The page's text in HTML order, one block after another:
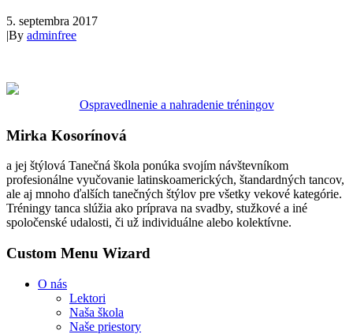
5. septembra 2017
|By adminfree
Ospravedlnenie a nahradenie tréningov
Mirka Kosorínová
a jej štýlová Tanečná škola ponúka svojím návštevníkom
profesionálne vyučovanie latinskoamerických, štandardných tancov,
ale aj mnoho ďalších tanečných štýlov pre všetky vekové kategórie.
Tréningy tanca slúžia ako príprava na svadby, stužkové a iné
spoločenské udalosti, či už individuálne alebo kolektívne.
Custom Menu Wizard
O nás
Lektori
Naša škola
Naše priestory